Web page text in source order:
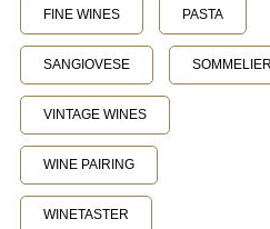
FINE WINES PASTA
SANGIOVESE SOMMELIER
VINTAGE WINES
WINE PAIRING
WINETASTER